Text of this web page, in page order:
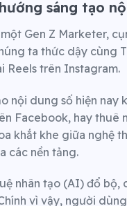
sáng tạo
Gen Z Marketer,
ta thức dậy cùng
Reels trên Instagram.
nội dung số hiện nay
Facebook, hay thuê
khắt khe giữa nghệ
các nền tảng.
nhân tạo (AI) đổ
vì vậy, người